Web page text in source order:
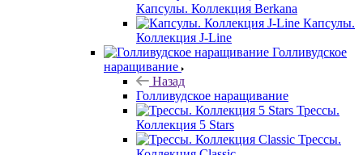
Капсулы. Коллекция Berkana
Капсулы.
Коллекция J-Line
Голливудское
наращивание
Назад
Голливудское наращивание
Трессы.
Коллекция 5 Stars
Трессы.